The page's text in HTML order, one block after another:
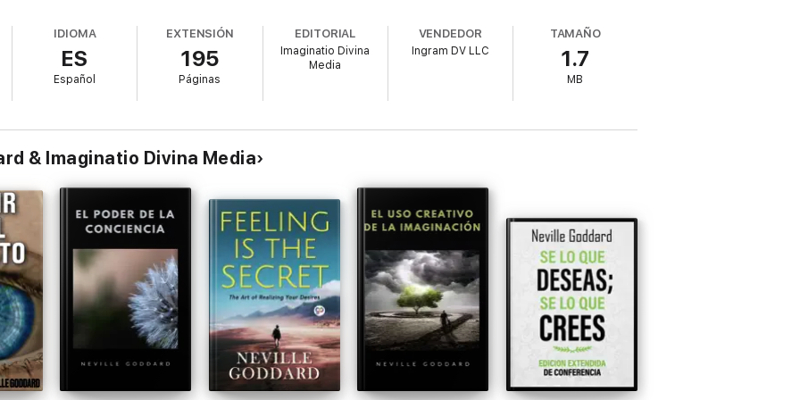
Deluxe" no es solo un libro para leer, sino un recurso integral y práctico, ideal para lectores que buscan
Goddard para transformar su realidad desde la conciencia.
IDIOMA
ES
Español
EXTENSIÓN
195
Páginas
EDITORIAL
Imaginatio Divina
Media
VENDEDOR
Ingram DV LLC
TAMAÑO
1.7
MB
& Imaginatio Divina Media